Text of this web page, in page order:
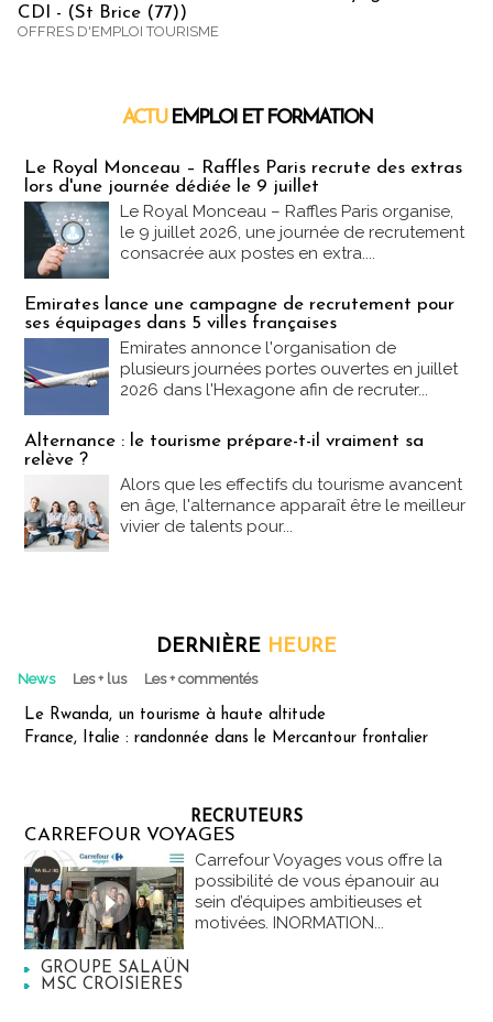
CDI - (St Brice (77))
OFFRES D'EMPLOI TOURISME
ACTU EMPLOI ET FORMATION
Le Royal Monceau – Raffles Paris recrute des extras
lors d'une journée dédiée le 9 juillet
Le Royal Monceau – Raffles Paris organise,
le 9 juillet 2026, une journée de recrutement
consacrée aux postes en extra....
Emirates lance une campagne de recrutement pour
ses équipages dans 5 villes françaises
Emirates annonce l'organisation de
plusieurs journées portes ouvertes en juillet
2026 dans l'Hexagone afin de recruter...
Alternance : le tourisme prépare-t-il vraiment sa
relève ?
Alors que les effectifs du tourisme avancent
en âge, l'alternance apparaît être le meilleur
vivier de talents pour...
DERNIÈRE HEURE
News Les + lus Les + commentés
Le Rwanda, un tourisme à haute altitude
France, Italie : randonnée dans le Mercantour frontalier
RECRUTEURS
CARREFOUR VOYAGES
Carrefour Voyages vous offre la
possibilité de vous épanouir au
sein d’équipes ambitieuses et
motivées. INORMATION...
GROUPE SALAÜN
MSC CROISIERES